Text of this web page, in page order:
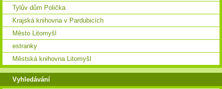
Tylův dům Polička
Krajská knihovna v Pardubicích
Město Litomyšl
estranky
Městská knihovna Litomyšl
Vyhledávání